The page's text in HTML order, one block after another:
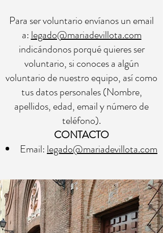
Para ser voluntario envíanos un email
a:legado@mariadevillota.com
indicándonos porqué quieres ser
voluntario, si conoces a algún
voluntario de nuestro equipo, así como
tus datos personales (Nombre,
apellidos, edad, email y número de
teléfono).
CONTACTO
Email:legado@mariadevillota.com